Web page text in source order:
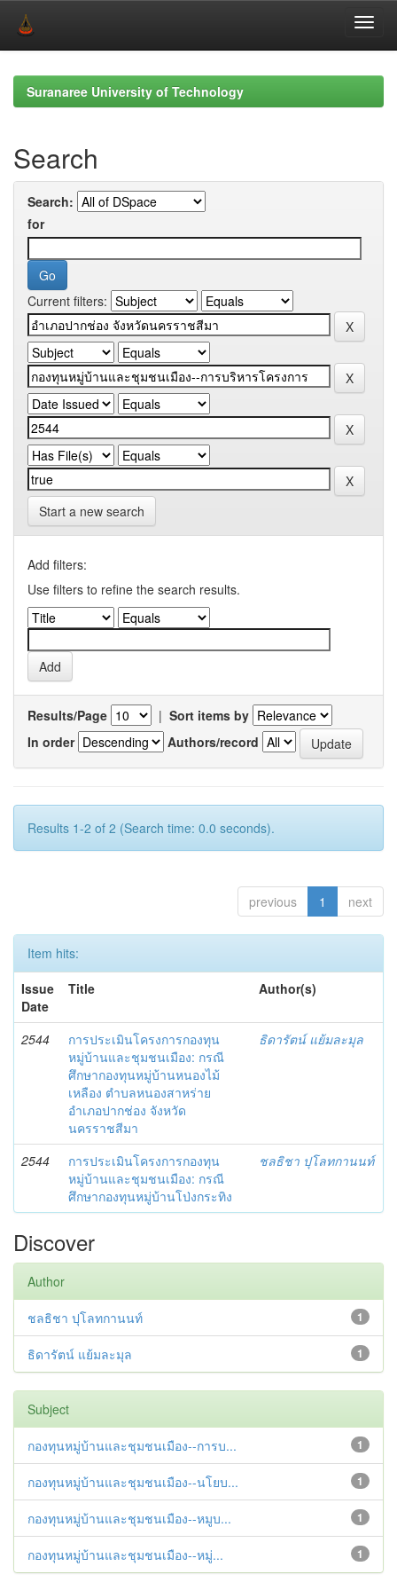
navigationSuranaree University of Technology
Search
Search:
for
Current filters:
Start a new search
Add filters:
Use filters to refine the search results.
Results/Page | Sort items by
In order
Authors/record
Results 1-2 of 2 (Search time: 0.0 seconds).
previous 1 next
Item hits:
Issue
Date
Title Author(s)
2544
การประเมินโครงการกองทุน
หมู่บ้านและชุมชนเมือง: กรณี
ศึกษากองทุนหมู่บ้านหนองไม้
เหลือง ตำบลหนองสาหร่าย
อำเภอปากช่อง จังหวัด
นครราชสีมา
ธิดารัตน์ แย้มละมุล
2544
การประเมินโครงการกองทุน
หมู่บ้านและชุมชนเมือง: กรณี
ศึกษากองทุนหมู่บ้านโป่งกระทิง
ชลธิชา ปุโลทกานนท์
Discover
Author
1
ชลธิชา ปุโลทกานนท์
1
ธิดารัตน์ แย้มละมุล
Subject
1
กองทุนหมู่บ้านและชุมชนเมือง--การบ...
1
กองทุนหมู่บ้านและชุมชนเมือง--นโยบ...
1
กองทุนหมู่บ้านและชุมชนเมือง--หมูบ...
1
กองทุนหมู่บ้านและชุมชนเมือง--หมู่...